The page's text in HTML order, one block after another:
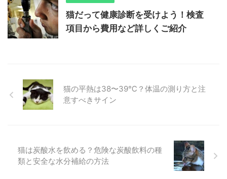
猫だって健康診断を受けよう！検査
項目から費用など詳しくご紹介
猫の平熱は38〜39℃？体温の測り方と注
意すべきサイン
猫は炭酸水を飲める？危険な炭酸飲料の種
類と安全な水分補給の方法